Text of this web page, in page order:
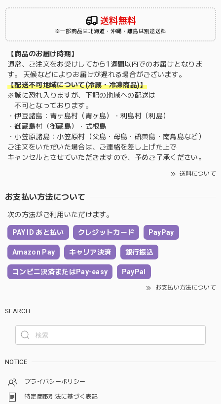
送料無料
※一部商品は北海道・沖縄・離島は別途送料
【商品のお届け時期】
通常、ご注文をお受けしてから1週間以内でのお届けとなりま
す。 天候などによりお届けが遅れる場合がございます。
【配送不可地域について(冷蔵・冷凍商品)】
※誠に恐れ入りますが、下記の地域への配送は
不可となっております。
・伊豆諸島：青ヶ島村（青ヶ島）・利島村（利島）
・御蔵島村（御蔵島）・式根島
・小笠原諸島：小笠原村（父島・母島・硫黄島・南鳥島など）
ご注文をいただいた場合は、ご連絡を差し上げた上で
キャンセルとさせていただきますので、予めご了承ください。
送料について
お支払い方法について
次の方法がご利用いただけます。
PAY ID あと払い クレジットカード PayPay
Amazon Pay キャリア決済 銀行振込
コンビニ決済またはPay-easy PayPal
お支払い方法について
SEARCH
NOTICE
プライバシーポリシー
特定商取引法に基づく表記